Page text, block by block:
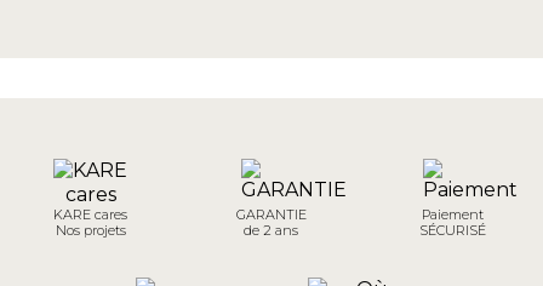
KARE cares
Nos projets
GARANTIE
de 2 ans
Paiement
SÉCURISÉ